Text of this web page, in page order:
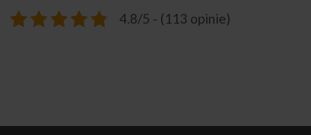
4.8/5 - (113 opinie)